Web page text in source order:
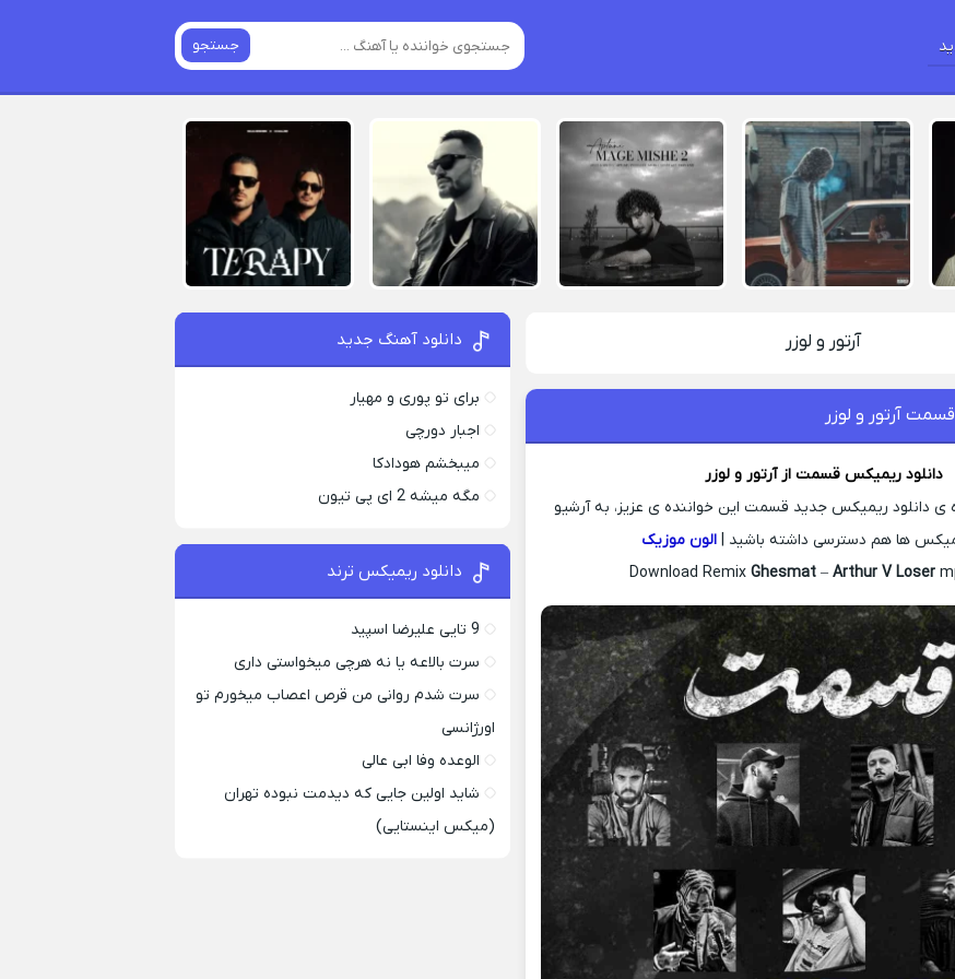
جستجو
آرتور و لوزر
آرتور و لوزر
دانلود ریمیکس قسمت ازآرتور و لوزر
ی دانلود ریمیکس جدید قسمت این خواننده ی عزیز، به آرشیو
ها هم دسترسی داشته باشید |الون موزیک
Download RemixGhesmat –Arthur V Loser
دانلود آهنگ جدید
برای تو پوری و مهیار
اجبار دورچی
میبخشم هودادکا
مگه میشه 2 ای پی تیون
دانلود ریمیکس ترند
9 تایی علیرضا اسپید
سرت بالاعه یا نه هرچی میخواستی داری
سرت شدم روانی من قرص اعصاب میخورم تو
اورژانسی
الوعده وفا ابی عالی
شاید اولین جایی که دیدمت نبوده تهران
(میکس اینستایی)